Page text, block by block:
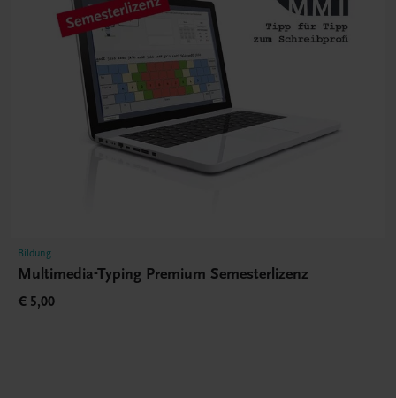
Bildung
Multimedia-Typing Premium Semesterlizenz
€ 5,00